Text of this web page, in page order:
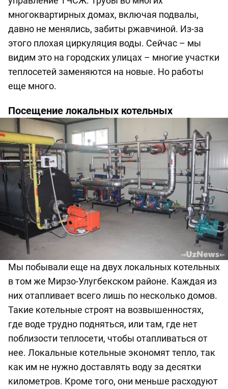
многоквартирных домах, включая подвалы,
давно не менялись, забиты ржавчиной. Из-за
этого плохая циркуляция воды. Сейчас – мы
видим это на городских улицах – многие участки
теплосетей заменяются на новые. Но работы
еще много.
Посещение локальных котельных
Мы побывали еще на двух локальных котельных
в том же Мирзо-Улугбекском районе. Каждая из
них отапливает всего лишь по несколько домов.
Такие котельные строят на возвышенностях,
где воде трудно подняться, или там, где нет
поблизости теплосети, чтобы отапливаться от
нее. Локальные котельные экономят тепло, так
как им не нужно доставлять воду за десятки
километров. Кроме того, они меньше расходуют